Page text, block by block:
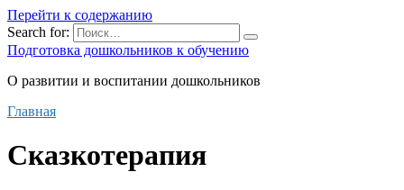
Перейти к содержанию
Search for:
Подготовка дошкольников к обучению
О развитии и воспитании дошкольников
Главная
Сказкотерапия